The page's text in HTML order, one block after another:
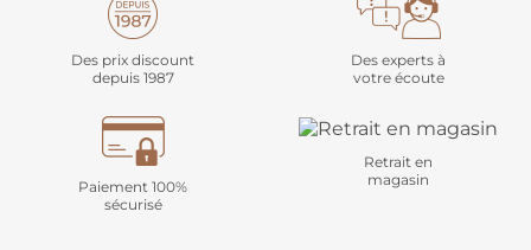
Des prix discount
depuis 1987
Des experts à
votre écoute
Paiement 100%
sécurisé
Retrait en
magasin